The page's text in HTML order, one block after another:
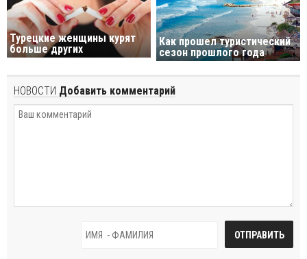
Турецкие женщины курят
больше других
Как прошел туристический
сезон прошлого года
НОВОСТИ Добавить комментарий